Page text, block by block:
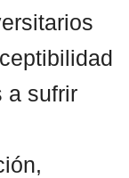
a sufrir